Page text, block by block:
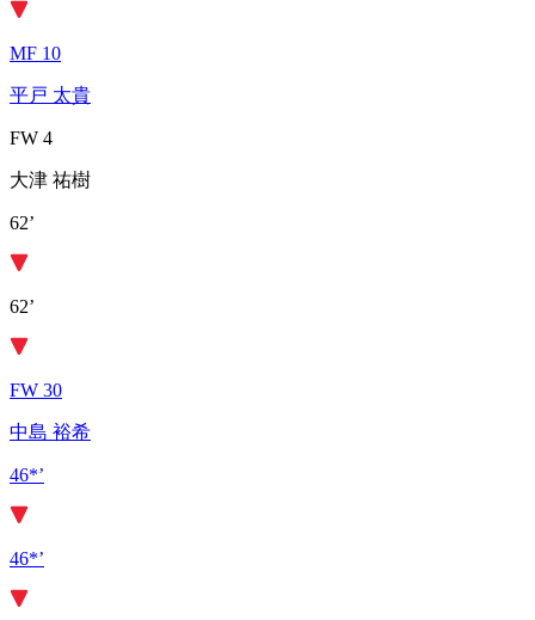
MF 10
平戸 太貴
FW 4
大津 祐樹
62’
62’
FW 30
中島 裕希
46*’
46*’